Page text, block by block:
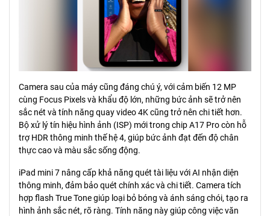
Camera sau của máy cũng đáng chú ý, với cảm biến 12 MP
cùng Focus Pixels và khẩu độ lớn, những bức ảnh sẽ trở nên
sắc nét và tính năng quay video 4K cũng trở nên chi tiết hơn.
Bộ xử lý tín hiệu hình ảnh (ISP) mới trong chip A17 Pro còn hỗ
trợ HDR thông minh thế hệ 4, giúp bức ảnh đạt đến độ chân
thực cao và màu sắc sống động.
iPad mini 7 nâng cấp khả năng quét tài liệu với AI nhận diện
thông minh, đảm bảo quét chính xác và chi tiết. Camera tích
hợp flash True Tone giúp loại bỏ bóng và ánh sáng chói, tạo ra
hình ảnh sắc nét, rõ ràng. Tính năng này giúp công việc văn